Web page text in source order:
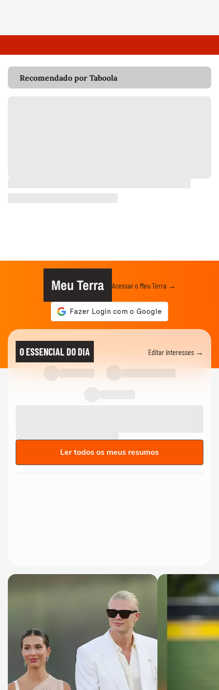
Recomendado por Taboola
Meu Terra Acessar o Meu Terra →
O ESSENCIAL DO DIA Editar interesses →
Ler todos os meus resumos